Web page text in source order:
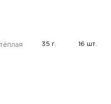
35 г. 16 шт.